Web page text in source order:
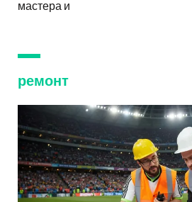
мастера и
ремонт